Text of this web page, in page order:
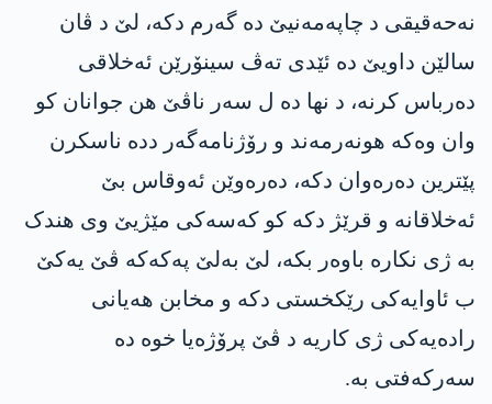
نەحەقیقی د چاپەمەنیێ دە گەرم دکە، لێ د ڤان
سالێن داویێ دە ئێدی تەڤ سینۆرێن ئەخلاقی
دەرباس کرنە، د نها دە ل سەر ناڤێ هن جوانان کو
وان وەکە هونەرمەند و رۆژنامەگەر ددە ناسکرن
پێترین دەرەوان دکە، دەرەوێن ئەوقاس بێ
ئەخلاقانە و قرێژ دکە کو کەسەکی مێژیێ وی هندک
بە ژی نکارە باوەر بکە، لێ بەلێ پەکەکە ڤێ یەکێ
ب ئاوایەکی رێکخستی دکە و مخابن هەیانی
رادەیەکی ژی کاریە د ڤێ پرۆژەیا خوە دە
سەرکەفتی بە.